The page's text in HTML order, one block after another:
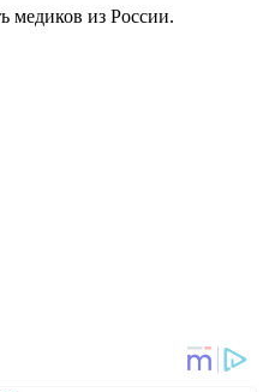
медиков из России.